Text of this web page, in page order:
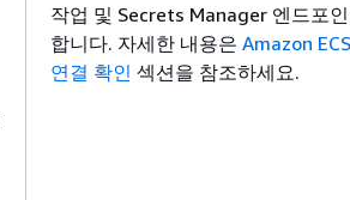
작업 및 Secrets Manager 엔드포
합니다. 자세한 내용은 Amazon
연결 확인 섹션을 참조하세요.